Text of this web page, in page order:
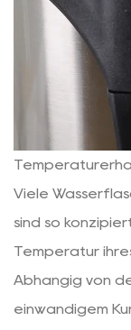
Viele
sind so
Temperatur
Abhängig von
einwandigem